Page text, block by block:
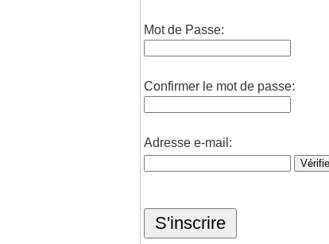
Mot de Passe:
Confirmer le mot de passe:
Adresse e-mail: